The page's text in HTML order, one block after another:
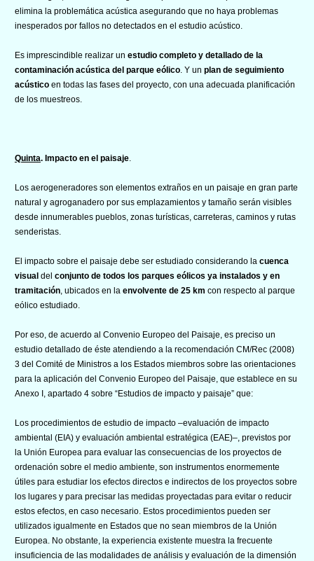
elimina la problemática acústica asegurando que no haya problemas
inesperados por fallos no detectados en el estudio acústico.
Es imprescindible realizar un estudio completo y detallado de la
contaminación acústica del parque eólico . Y un plan de seguimiento
acústico en todas las fases del proyecto, con una adecuada planificación
de los muestreos.
Quinta. Impacto en el paisaje
Los aerogeneradores son elementos extraños en un paisaje en gran parte
natural y agroganadero por sus emplazamientos y tamaño serán visibles
desde innumerables pueblos, zonas turísticas, carreteras, caminos y rutas
senderistas.
El impacto sobre el paisaje debe ser estudiado considerando la cuenca
visual del conjunto de todos los parques eólicos ya instalados y en
tramitación , ubicados en la envolvente de 25 km con respecto al parque
eólico estudiado.
Por eso, de acuerdo al Convenio Europeo del Paisaje, es preciso un
estudio detallado de éste atendiendo a la recomendación CM/Rec (2008)
3 del Comité de Ministros a los Estados miembros sobre las orientaciones
para la aplicación del Convenio Europeo del Paisaje, que establece en su
Anexo I, apartado 4 sobre “Estudios de impacto y paisaje” que:
Los procedimientos de estudio de impacto –evaluación de impacto
ambiental (EIA) y evaluación ambiental estratégica (EAE)–, previstos por
la Unión Europea para evaluar las consecuencias de los proyectos de
ordenación sobre el medio ambiente, son instrumentos enormemente
útiles para estudiar los efectos directos e indirectos de los proyectos sobre
los lugares y para precisar las medidas proyectadas para evitar o reducir
estos efectos, en caso necesario. Estos procedimientos pueden ser
utilizados igualmente en Estados que no sean miembros de la Unión
Europea. No obstante, la experiencia existente muestra la frecuente
insuficiencia de las modalidades de análisis y evaluación de la dimensión